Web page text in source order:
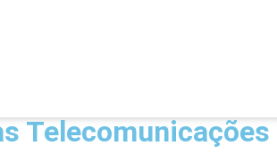
Telecomunicações